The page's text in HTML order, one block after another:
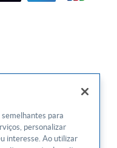
GO - CEP: 74210240
para
personalizar
interesse. Ao utilizar